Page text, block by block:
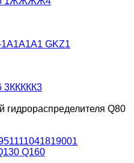
1A1А1A1 GKZ1
3ККККК3
Q160